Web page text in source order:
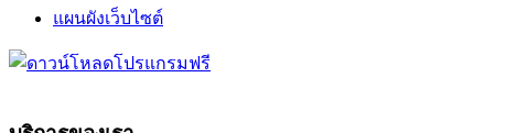
แผนผังเว็บไซต์